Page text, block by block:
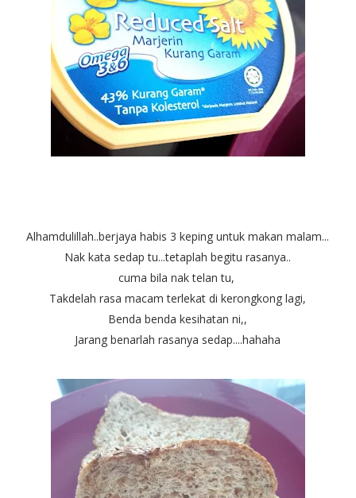
Alhamdulillah..berjaya habis 3 keping untuk makan malam...
Nak kata sedap tu...tetaplah begitu rasanya..
cuma bila nak telan tu,
Takdelah rasa macam terlekat di kerongkong lagi,
Benda benda kesihatan ni,,
Jarang benarlah rasanya sedap....hahaha